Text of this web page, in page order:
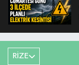
RİZE